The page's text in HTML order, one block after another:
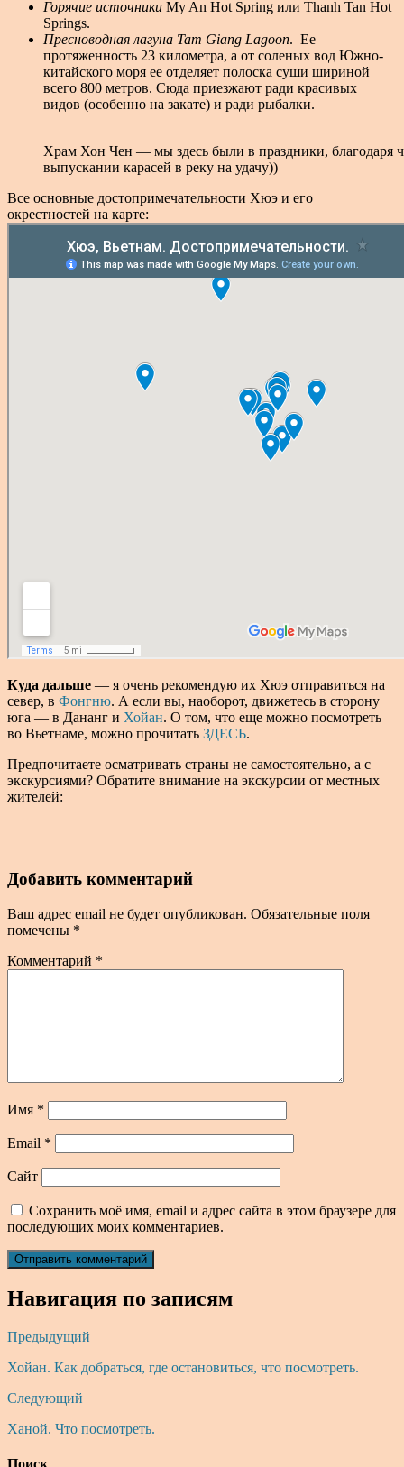
Горячие источники My An Hot Spring или Thanh Tan Hot
Springs.
Пресноводная лагуна Tam Giang Lagoon. Ее
протяженность 23 километра, а от соленых вод Южно-
китайского моря ее отделяет полоска суши шириной
всего 800 метров. Сюда приезжают ради красивых
видов (особенно на закате) и ради рыбалки.
Храм Хон Чен — мы здесь были в праздники, благодаря
выпускании карасей в реку на удачу))
Все основные достопримечательности Хюэ и его
окрестностей на карте:
Куда дальше — я очень рекомендую их Хюэ отправиться на
север, в Фонгню. А если вы, наоборот, движетесь в сторону
юга — в Дананг и Хойан. О том, что еще можно посмотреть
во Вьетнаме, можно прочитать ЗДЕСЬ.
Предпочитаете осматривать страны не самостоятельно, а с
экскурсиями? Обратите внимание на экскурсии от местных
жителей:
Добавить комментарий
Ваш адрес email не будет опубликован. Обязательные поля
помечены *
Комментарий *
Имя *
Email *
Сайт
Сохранить моё имя, email и адрес сайта в этом браузере для
последующих моих комментариев.
Навигация по записям
Предыдущий
Хойан. Как добраться, где остановиться, что посмотреть.
Следующий
Ханой. Что посмотреть.
Поиск